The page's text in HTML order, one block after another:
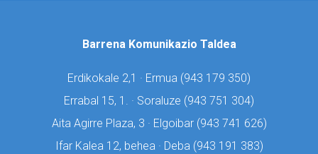
Barrena Komunikazio Taldea
Erdikokale 2,1 · Ermua (943 179 350)
Errabal 15, 1. · Soraluze (943 751 304)
Aita Agirre Plaza, 3 · Elgoibar (943 741 626)
Ifar Kalea 12, behea · Deba (943 191 383)